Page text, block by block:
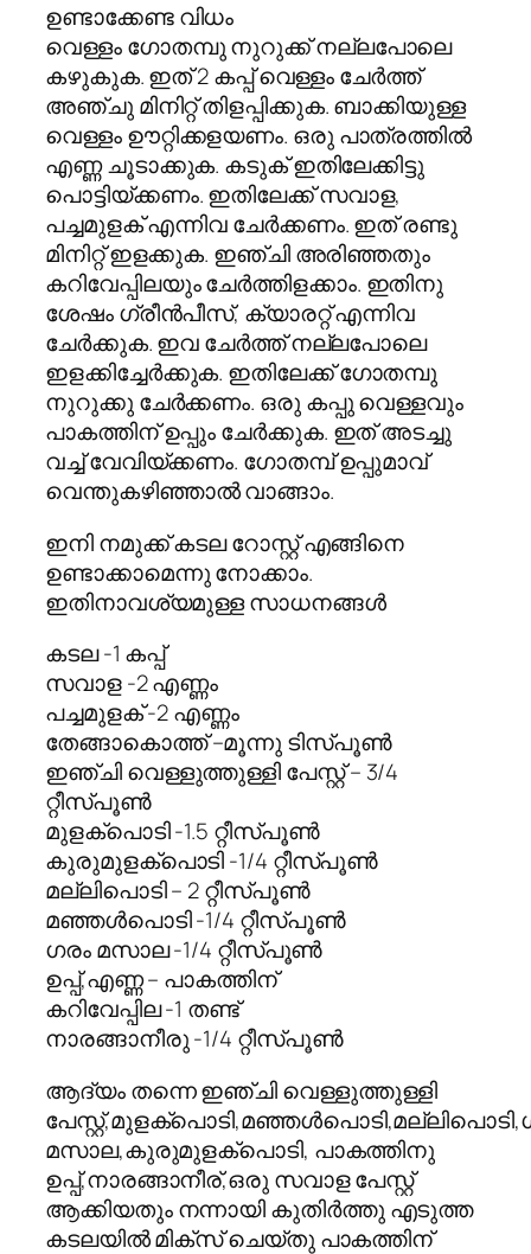
ഉണ്ടാക്കേണ്ട വിധം
വെള്ളം ഗോതമ്പു നുറുക്ക് നല്ലപോലെ
കഴുകുക. ഇത് 2 കപ്പ് വെള്ളം ചേര്‍ത്ത്
അഞ്ചു മിനിറ്റ് തിളപ്പിക്കുക. ബാക്കിയുള്ള
വെള്ളം ഊറ്റിക്കളയണം. ഒരു പാത്രത്തില്‍
എണ്ണ ചൂടാക്കുക. കടുക് ഇതിലേക്കിട്ടു
പൊട്ടിയ്ക്കണം. ഇതിലേക്ക് സവാള,
പച്ചമുളക് എന്നിവ ചേര്‍ക്കണം. ഇത് രണ്ടു
മിനിറ്റ് ഇളക്കുക. ഇഞ്ചി അരിഞ്ഞതും
കറിവേപ്പിലയും ചേര്‍ത്തിളക്കാം. ഇതിനു
ശേഷം ഗ്രീന്‍പീസ്, ക്യാരറ്റ് എന്നിവ
ചേര്‍ക്കുക. ഇവ ചേര്‍ത്ത് നല്ലപോലെ
ഇളക്കിച്ചേര്‍ക്കുക. ഇതിലേക്ക് ഗോതമ്പു
നുറുക്കു ചേര്‍ക്കണം. ഒരു കപ്പു വെള്ളവും
പാകത്തിന് ഉപ്പും ചേര്‍ക്കുക. ഇത് അടച്ചു
വച്ച് വേവിയ്ക്കണം. ഗോതമ്പ് ഉപ്പുമാവ്
വെന്തുകഴിഞ്ഞാല്‍ വാങ്ങാം.
ഇനി നമുക്ക് കടല റോസ്റ്റ് എങ്ങിനെ
ഉണ്ടാക്കാമെന്നു നോക്കാം.
ഇതിനാവശ്യമുള്ള സാധനങ്ങള്‍
കടല -1 കപ്പ്
സവാള -2 എണ്ണം
പച്ചമുളക് -2 എണ്ണം
തേങ്ങാകൊത്ത് –മൂന്നു ടിസ്പൂണ്‍
ഇഞ്ചി വെള്ളുത്തുള്ളി പേസ്റ്റ് – 3/4
റ്റീസ്പൂൺ
മുളക്പൊടി -1.5 റ്റീസ്പൂൺ
കുരുമുളക്പൊടി -1/4 റ്റീസ്പൂൺ
മല്ലിപൊടി – 2 റ്റീസ്പൂൺ
മഞ്ഞൾപൊടി -1/4 റ്റീസ്പൂൺ
ഗരം മസാല -1/4 റ്റീസ്പൂൺ
ഉപ്പ്,എണ്ണ – പാകത്തിന്
കറിവേപ്പില -1 തണ്ട്
നാരങ്ങാനീരു -1/4 റ്റീസ്പൂൺ
ആദ്യം തന്നെ ഇഞ്ചി വെള്ളുത്തുള്ളി
മസാല,കുരുമുളക്പൊടി, പാകത്തിനു
ഉപ്പ്,നാരങ്ങാനീര്,ഒരു സവാള പേസ്റ്റ്
ആക്കിയതും നന്നായി കുതിര്‍ത്തു എടുത്ത
കടലയില്‍ മിക്സ് ചെയ്തു പാകത്തിന്